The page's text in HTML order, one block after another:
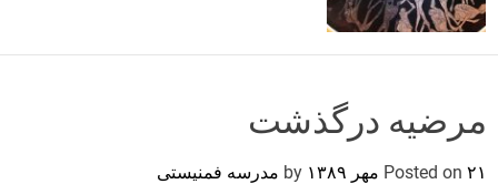
مرضیه درگذشت
Posted on ۲۱ مهر ۱۳۸۹ مدرسه فمنیستی